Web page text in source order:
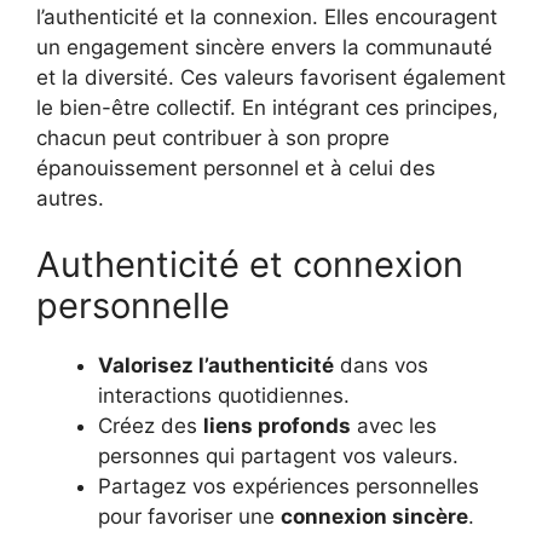
l’authenticité et la connexion. Elles encouragent
un engagement sincère envers la communauté
et la diversité. Ces valeurs favorisent également
le bien-être collectif. En intégrant ces principes,
chacun peut contribuer à son propre
épanouissement personnel et à celui des
autres.
Authenticité et connexion
personnelle
Valorisez l’authenticité dans vos
interactions quotidiennes.
Créez des liens profonds avec les
personnes qui partagent vos valeurs.
Partagez vos expériences personnelles
pour favoriser une connexion sincère.